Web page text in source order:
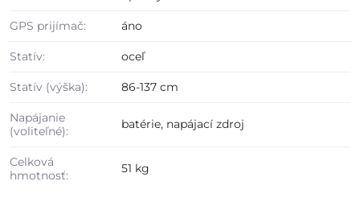
GPS prijímač: áno
Statív: oceľ
Statív (výška): 86-137 cm
Napájanie
(voliteľné):
batérie, napájací zdroj
Celková
hmotnosť:
51 kg